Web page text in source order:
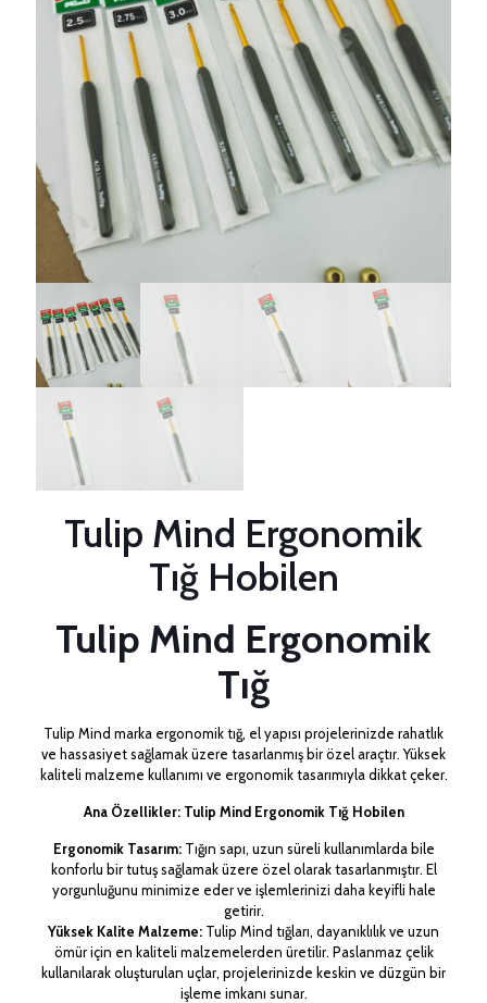
Tulip Mind Ergonomik
Tığ Hobilen
Tulip Mind Ergonomik
Tığ
Tulip Mind marka ergonomik tığ, el yapısı projelerinizde rahatlık
ve hassasiyet sağlamak üzere tasarlanmış bir özel araçtır. Yüksek
kaliteli malzeme kullanımı ve ergonomik tasarımıyla dikkat çeker.
Ana Özellikler: Tulip Mind Ergonomik Tığ Hobilen
Ergonomik Tasarım:Tığın sapı, uzun süreli kullanımlarda bile
konforlu bir tutuş sağlamak üzere özel olarak tasarlanmıştır. El
yorgunluğunu minimize eder ve işlemlerinizi daha keyifli hale
getirir.
Yüksek Kalite Malzeme: Tulip Mind tığları, dayanıklılık ve uzun
ömür için en kaliteli malzemelerden üretilir. Paslanmaz çelik
kullanılarak oluşturulan uçlar, projelerinizde keskin ve düzgün bir
işleme imkanı sunar.